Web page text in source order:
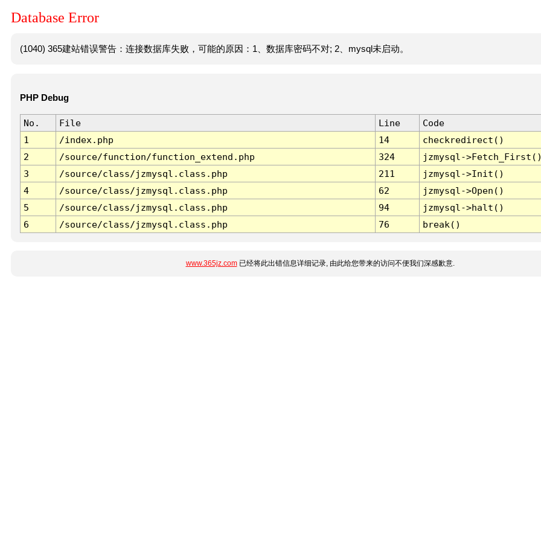
Database Error
(1040) 365建站错误警告：连接数据库失败，可能的原因：1、数据库密码不对; 2、mysql未启动。
PHP Debug
No. File Line
Code
1
/index.php 14
checkredirect()
2
/source/function/function_extend.php 324
jzmysql-
3
/source/class/jzmysql.class.php 211
jzmysql->Init()
4
/source/class/jzmysql.class.php 62
jzmysql->Open()
5
/source/class/jzmysql.class.php 94
jzmysql->halt()
6
/source/class/jzmysql.class.php 76 break()
www.365jz.com已经将此出错信息详细记录, 由此给您带来的访问不便我们深感歉意.